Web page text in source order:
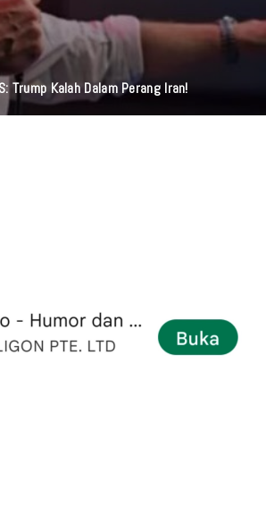
Sempat Dikabarkan Hilang Usai Pulang
Ciledug Bergerak Cepat Pencarian